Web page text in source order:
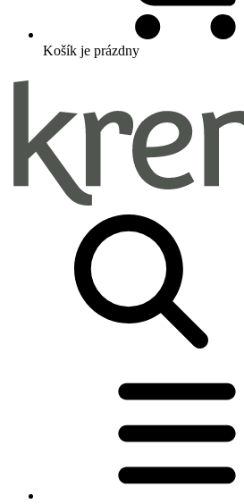
Košík je prázdny